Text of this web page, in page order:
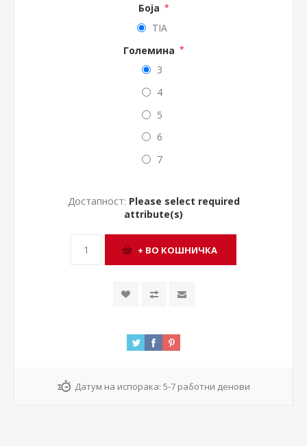
Боја *
TIA
Големина *
3
4
5
6
7
Достапност: Please select required
attribute(s)
Датум на испорака: 5-7 работни денови